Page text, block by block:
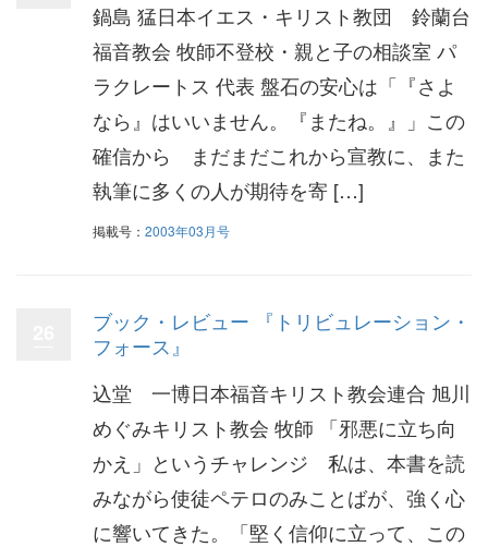
鍋島 猛日本イエス・キリスト教団 鈴蘭台
福音教会 牧師不登校・親と子の相談室 パ
ラクレートス 代表 盤石の安心は「『さよ
なら』はいいません。『またね。』」この
確信から まだまだこれから宣教に、また
執筆に多くの人が期待を寄 […]
掲載号： 2003年03月号
ブック・レビュー 『トリビュレーション・
フォース』
込堂 一博日本福音キリスト教会連合 旭川
めぐみキリスト教会 牧師 「邪悪に立ち向
かえ」というチャレンジ 私は、本書を読
みながら使徒ペテロのみことばが、強く心
に響いてきた。「堅く信仰に立って、この